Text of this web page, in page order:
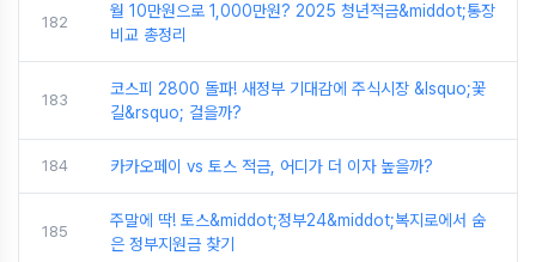
182
월 10만원으로 1,000만원? 2025 청년적금&middot;통장
비교 총정리
183
코스피 2800 돌파! 새정부 기대감에 주식시장 &lsquo;꽃
길&rsquo; 걸을까?
184 카카오페이 vs 토스 적금, 어디가 더 이자 높을까?
185
주말에 딱! 토스&middot;정부24&middot;복지로에서 숨
은 정부지원금 찾기